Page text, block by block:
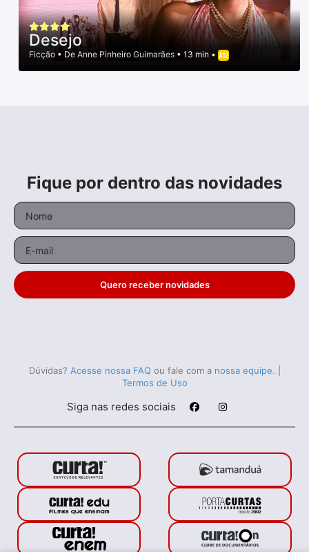
Desejo
Ficção • De Anne Pinheiro Guimarães • 13 min •
Fique por dentro das novidades
Quero receber novidades
Dúvidas? Acesse nossa FAQ ou fale com a nossa equipe.
Termos de Uso
Siga nas redes sociais